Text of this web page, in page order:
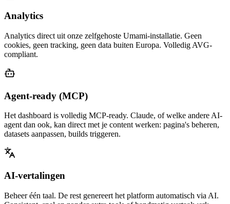
Analytics
Analytics direct uit onze zelfgehoste Umami-installatie. Geen
cookies, geen tracking, geen data buiten Europa. Volledig AVG-
compliant.
Agent-ready (MCP)
Het dashboard is volledig MCP-ready. Claude, of welke andere AI-
agent dan ook, kan direct met je content werken: pagina's beheren,
datasets aanpassen, builds triggeren.
AI-vertalingen
Beheer één taal. De rest genereert het platform automatisch via AI.